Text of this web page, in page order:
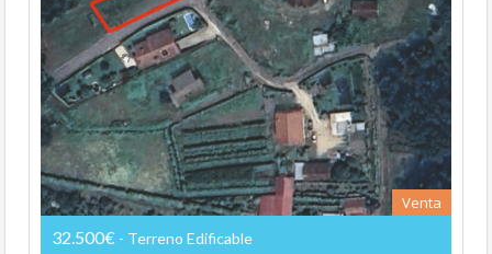
Venta
32.500€ - Terreno Edificable